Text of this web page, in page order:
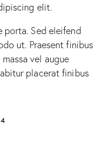
elit.
porta. Sed eleifend
ut. Praesent finibus
vel augue
placerat finibus